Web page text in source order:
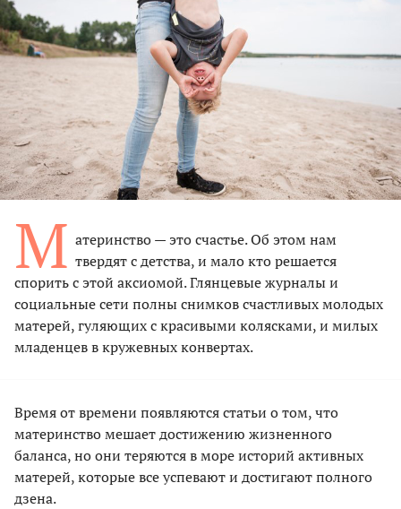
М атеринство — это счастье. Об этом нам
твердят с детства, и мало кто решается
спорить с этой аксиомой. Глянцевые журналы и
социальные сети полны снимков счастливых молодых
матерей, гуляющих с красивыми колясками, и милых
младенцев в кружевных конвертах.
Время от времени появляются статьи о том, что
материнство мешает достижению жизненного
баланса, но они теряются в море историй активных
матерей, которые все успевают и достигают полного
дзена.